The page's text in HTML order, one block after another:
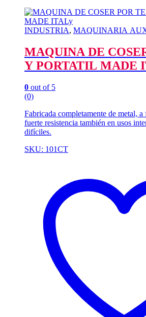
INDUSTRIA, MAQUINARIA
MAQUINA DE
Y PORTATIL MADE
0 out of 5
(0)
Fabricada completamente de metal,
fuerte resistencia también en usos
difíciles.
SKU: 101CT